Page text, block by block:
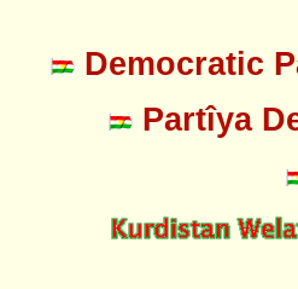
Democratic
Partîya